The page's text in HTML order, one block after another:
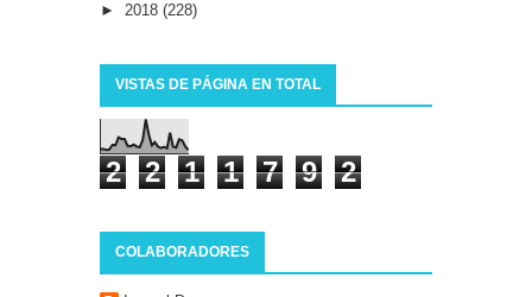
► 2018 (228)
VISTAS DE PÁGINA EN TOTAL
2 2 1 1 7 9 2
COLABORADORES